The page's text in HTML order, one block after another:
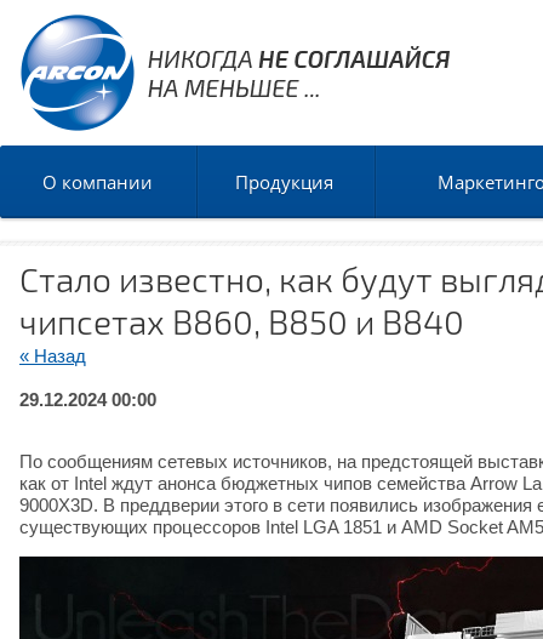
О компании Продукция
Стало известно, как будут
чипсетах B860, B850 и B840
« Назад
29.12.2024 00:00
По сообщениям сетевых источников, на предстоящей
как от Intel ждут анонса бюджетных чипов семейства Arrow
9000X3D. В преддверии этого в сети появились
существующих процессоров Intel LGA 1851 и AMD Socket